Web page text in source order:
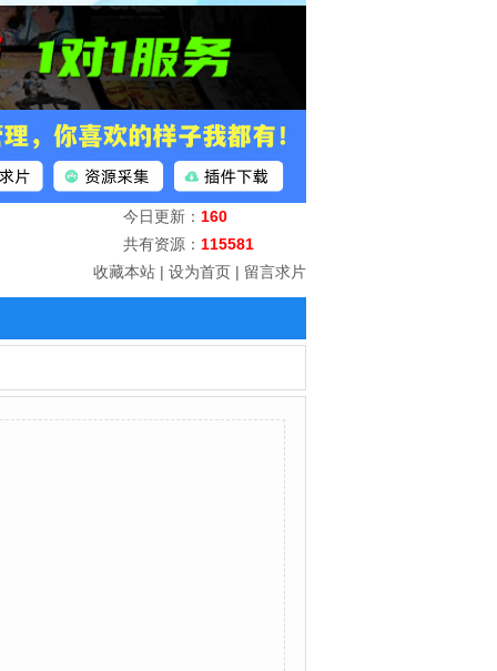
今日更新： 160
共有资源： 115581
收藏本站 | 设为首页 | 留言求片